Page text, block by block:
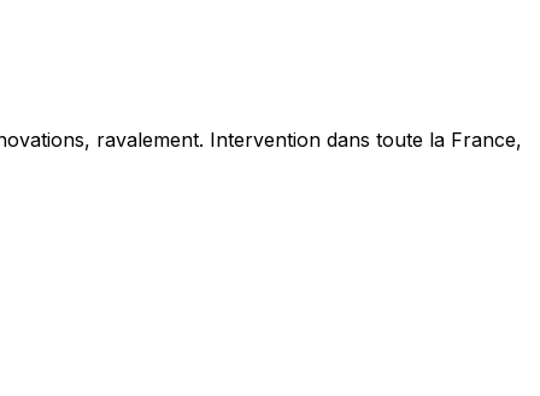
ravalement. Intervention dans toute la France,